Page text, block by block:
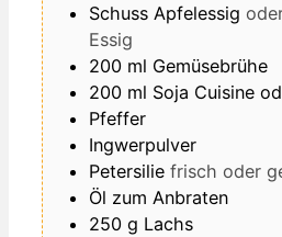
Schuss Apfelessig
Essig
200 ml Gemüsebrühe
200 ml Soja Cuisine
Pfeffer
Ingwerpulver
Petersilie frisch oder
Öl zum Anbraten
250 g Lachs